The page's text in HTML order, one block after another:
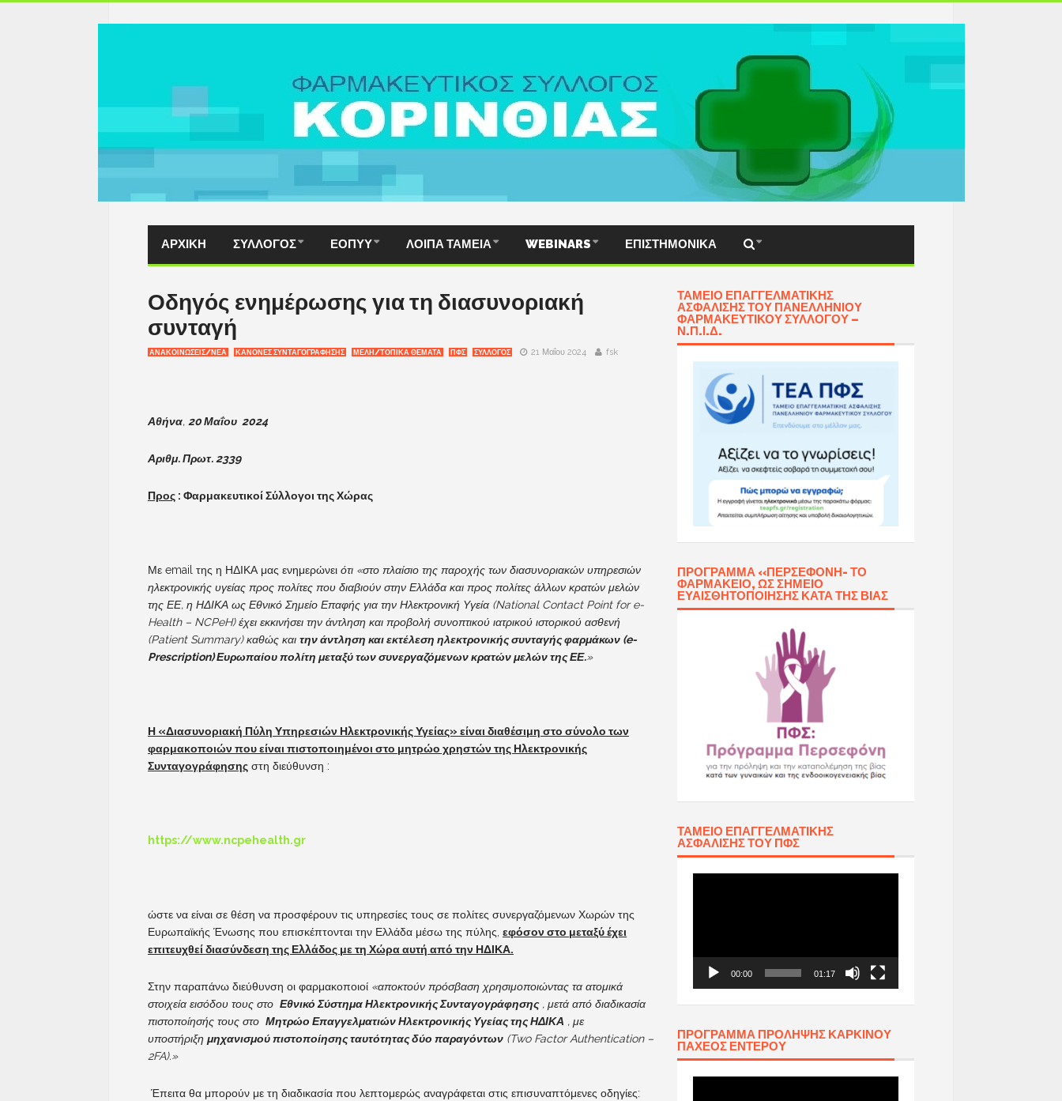
ΑΡΧΙΚΗ ΣΥΛΛΟΓΟΣ ΕΟΠΥΥ ΛΟΙΠΆ ΤΑΜΕΊΑ WEBINARS ΕΠΙΣΤΗΜΟΝΙΚΆ
Οδηγός ενημέρωσης για τη διασυνοριακή
συνταγή
ΑΝΑΚΟΙΝΩΣΕΙΣ/ΝΕΑ ΚΑΝΟΝΕΣ ΣΥΝΤΑΓΟΓΡΑΦΗΣΗΣ ΜΕΛΗ/ΤΟΠΙΚΑ ΘΕΜΑΤΑ ΠΦΣ ΣΥΛΛΟΓΟΣ 21 Μαΐου 2024 fsk
Αθήνα, 20 Μαΐου 2024
Αριθμ. Πρωτ. 2339
Προς : Φαρμακευτικοί Σύλλογοι της Χώρας
Με email της η ΗΔΙΚΑ μας ενημερώνει ότι «στο πλαίσιο της παροχής των διασυνοριακών υπηρεσιών
ηλεκτρονικής υγείας προς πολίτες που διαβιούν στην Ελλάδα και προς πολίτες άλλων κρατών μελών
της ΕΕ, η ΗΔΙΚΑ ως Εθνικό Σημείο Επαφής για την Ηλεκτρονική Υγεία (National Contact Point for e-
Health – NCPeH) έχει εκκινήσει την άντληση και προβολή συνοπτικού ιατρικού ιστορικού ασθενή
(Patient Summary) καθώς και την άντληση και εκτέλεση ηλεκτρονικής συνταγής φαρμάκων (e-
Prescription) Ευρωπαίου πολίτη μεταξύ των συνεργαζόμενων κρατών μελών της ΕΕ.»
Η «Διασυνοριακή Πύλη Υπηρεσιών Ηλεκτρονικής Υγείας» είναι διαθέσιμη στο σύνολο των
φαρμακοποιών που είναι πιστοποιημένοι στο μητρώο χρηστών της Ηλεκτρονικής
Συνταγογράφησης στη διεύθυνση :
https://www.ncpehealth.gr
ώστε να είναι σε θέση να προσφέρουν τις υπηρεσίες τους σε πολίτες συνεργαζόμενων Χωρών της
Ευρωπαϊκής Ένωσης που επισκέπτονται την Ελλάδα μέσω της πύλης, εφόσον στο μεταξύ έχει
επιτευχθεί διασύνδεση της Ελλάδος με τη Χώρα αυτή από την ΗΔΙΚΑ.
Στην παραπάνω διεύθυνση οι φαρμακοποιοί «αποκτούν πρόσβαση χρησιμοποιώντας τα ατομικά
στοιχεία εισόδου τους στο Εθνικό Σύστημα Ηλεκτρονικής Συνταγογράφησης , μετά από διαδικασία
πιστοποίησής τους στο Μητρώο Επαγγελματιών Ηλεκτρονικής Υγείας της ΗΔΙΚΑ , με
υποστήριξη μηχανισμού πιστοποίησης ταυτότητας δύο παραγόντων (Two Factor Authentication –
2FA).»
Έπειτα θα μπορούν με τη διαδικασία που λεπτομερώς αναγράφεται στις επισυναπτόμενες οδηγίες:
ΤΑΜΕΊΟ ΕΠΑΓΓΕΛΜΑΤΙΚΉΣ
ΑΣΦΆΛΙΣΗΣ ΤΟΥ ΠΑΝΕΛΛΗΝΊΟΥ
ΦΑΡΜΑΚΕΥΤΙΚΟΎ ΣΥΛΛΌΓΟΥ –
Ν.Π.Ι.Δ.
ΠΡΌΓΡΑΜΜΑ «ΠΕΡΣΕΦΌΝΗ- ΤΟ
ΦΑΡΜΑΚΕΊΟ, ΩΣ ΣΗΜΕΊΟ
ΕΥΑΙΣΘΗΤΟΠΟΊΗΣΗΣ ΚΑΤΆ ΤΗΣ ΒΊΑΣ
ΤΑΜΕΊΟ ΕΠΑΓΓΕΛΜΑΤΙΚΉΣ
ΑΣΦΆΛΙΣΗΣ ΤΟΥ ΠΦΣ
00:00 01:17
ΠΡΟΓΡΑΜΜΑ ΠΡΟΛΗΨΗΣ ΚΑΡΚΙΝΟΥ
ΠΑΧΕΟΣ ΕΝΤΕΡΟΥ